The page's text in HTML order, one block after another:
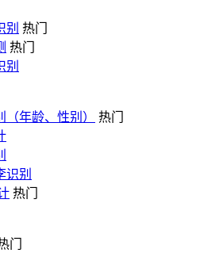
别 热门
热门
别
年龄、性别）
热门
识别
热门
门